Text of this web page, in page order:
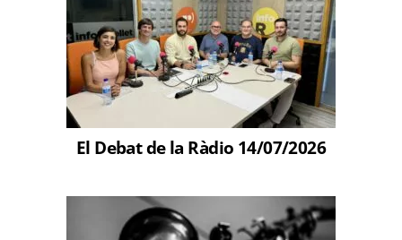
El Debat de la Ràdio 14/07/2026